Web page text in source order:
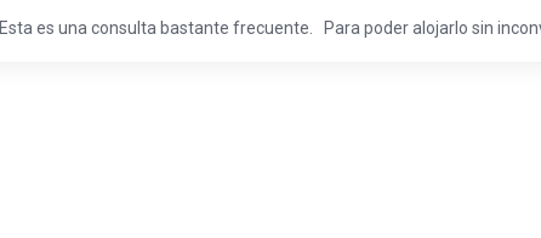
Esta es una consulta bastante frecuente. Para poder alojarlo sin